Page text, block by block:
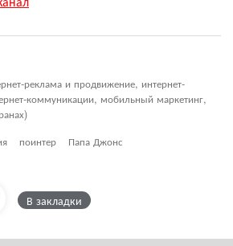
реклама и продвижение, интернет-
коммуникации, мобильный маркетинг,
поинтер Папа Джонс
В закладки